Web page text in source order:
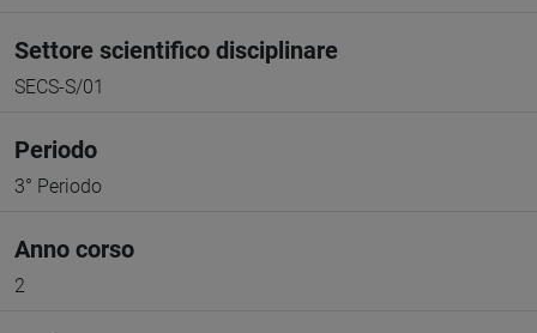
Settore scientifico disciplinare
SECS-S/01
Periodo
3° Periodo
Anno corso
2